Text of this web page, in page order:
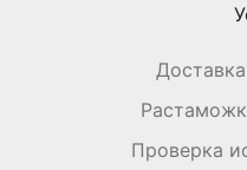
Проверка